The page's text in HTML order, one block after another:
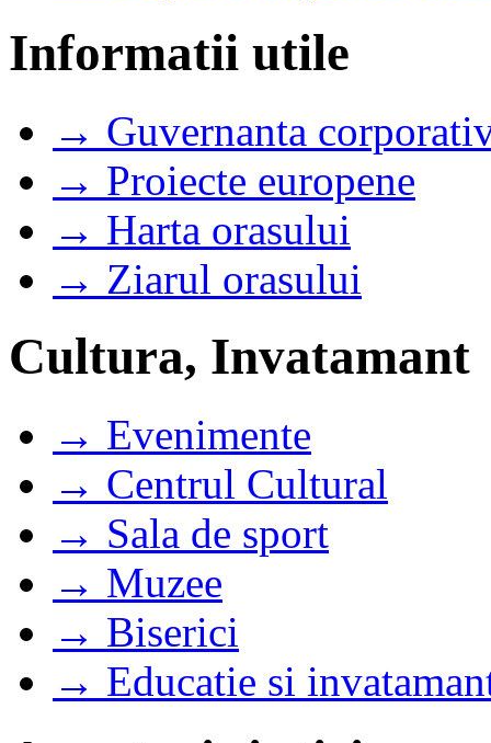
Informatii utile
→ Guvernanta
→ Proiecte europene
→ Harta orasului
→ Ziarul orasului
Cultura, Invatamant
→ Evenimente
→ Centrul Cultural
→ Sala de sport
→ Muzee
→ Biserici
→ Educatie si